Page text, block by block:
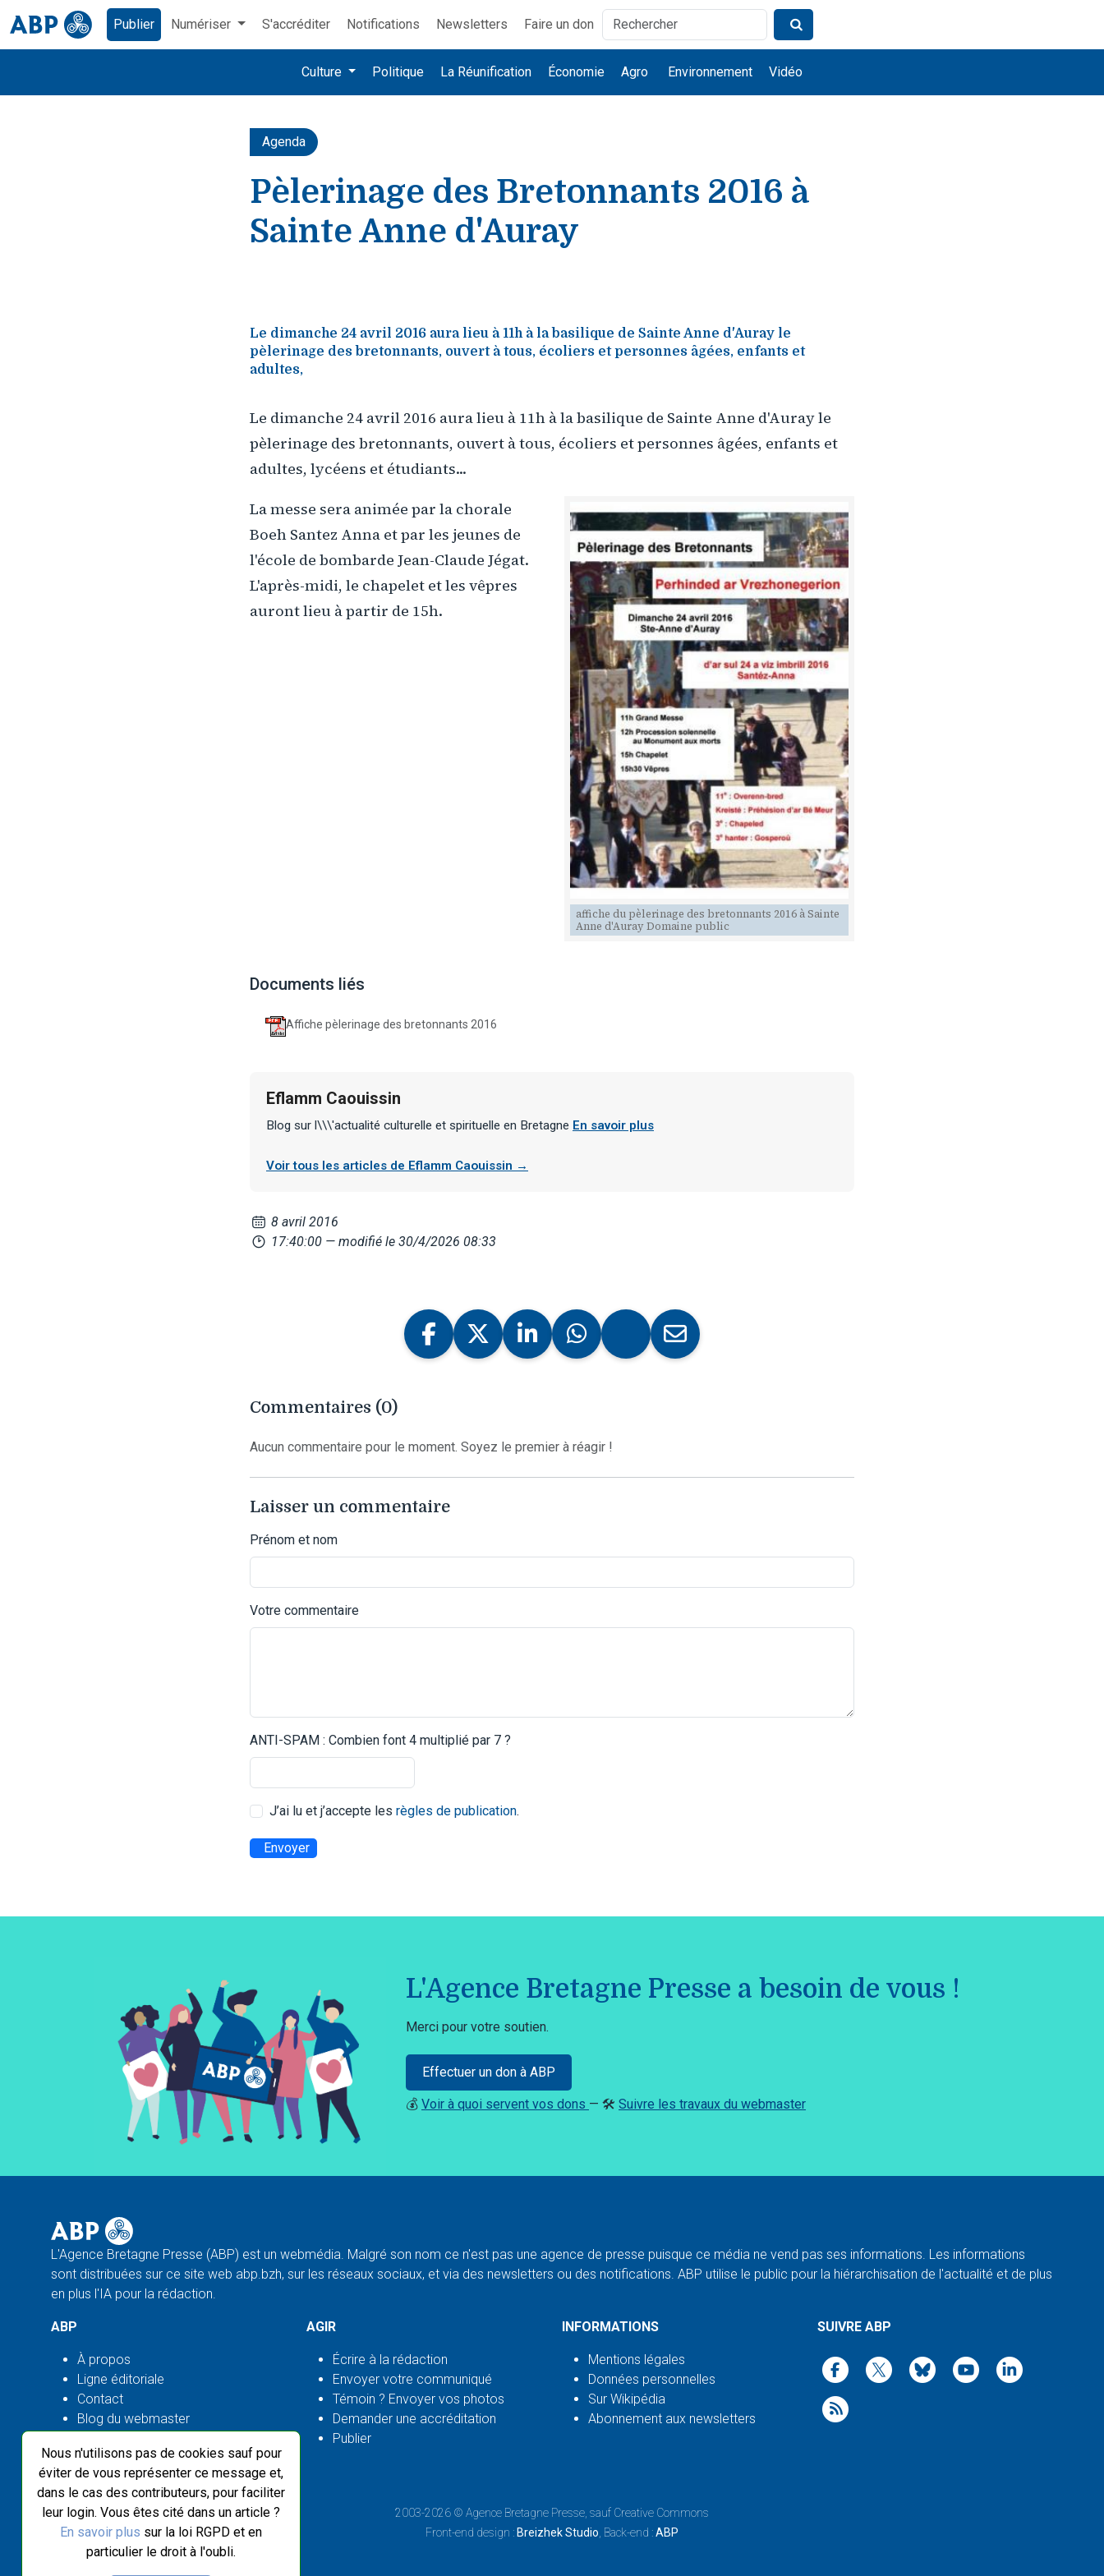
Nous n'utilisons pas de cookies sauf pour
éviter de vous représenter ce message et,
dans le cas des contributeurs, pour faciliter
leur login. Vous êtes cité dans un article ?
En savoir plus sur la loi RGPD et en
particulier le droit à l'oubli.
Publier Numériser S'accréditer Notifications Newsletters Faire un don
Culture Politique La Réunification Économie Agro Environnement Vidéo
Agenda
Pèlerinage des Bretonnants 2016 à
Sainte Anne d'Auray
Le dimanche 24 avril 2016 aura lieu à 11h à la basilique de Sainte Anne d'Auray le
pèlerinage des bretonnants, ouvert à tous, écoliers et personnes âgées, enfants et
adultes,
Le dimanche 24 avril 2016 aura lieu à 11h à la basilique de Sainte Anne d'Auray le
pèlerinage des bretonnants, ouvert à tous, écoliers et personnes âgées, enfants et
adultes, lycéens et étudiants...
affiche du pèlerinage des bretonnants 2016 à Sainte
Anne d'Auray Domaine public
La messe sera animée par la chorale
Boeh Santez Anna et par les jeunes de
l'école de bombarde Jean-Claude Jégat.
L'après-midi, le chapelet et les vêpres
auront lieu à partir de 15h.
Documents liés
Affiche pèlerinage des bretonnants 2016
Eflamm Caouissin
Blog sur l\\\'actualité culturelle et spirituelle en Bretagne En savoir plus
Voir tous les articles de Eflamm Caouissin →
8 avril 2016
17:40:00 — modifié le 30/4/2026 08:33
Commentaires (0)
Aucun commentaire pour le moment. Soyez le premier à réagir !
Laisser un commentaire
Prénom et nom
Votre commentaire
ANTI-SPAM : Combien font 4 multiplié par 7 ?
J’ai lu et j’accepte les règles de publication.
Envoyer
L'Agence Bretagne Presse a besoin de vous !
Merci pour votre soutien.
Effectuer un don à ABP
💰 Voir à quoi servent vos dons — 🛠️ Suivre les travaux du webmaster
L'Agence Bretagne Presse (ABP) est un webmédia. Malgré son nom ce n'est pas une agence de presse puisque ce média ne vend pas ses informations. Les informations
sont distribuées sur ce site web abp.bzh, sur les réseaux sociaux, et via des newsletters ou des notifications. ABP utilise le public pour la hiérarchisation de l'actualité et de plus
en plus l'IA pour la rédaction.
ABP
À propos
Ligne éditoriale
Contact
Blog du webmaster
AGIR
Écrire à la rédaction
Envoyer votre communiqué
Témoin ? Envoyer vos photos
Demander une accréditation
Publier
INFORMATIONS
Mentions légales
Données personnelles
Sur Wikipédia
Abonnement aux newsletters
SUIVRE ABP
2003-2026 © Agence Bretagne Presse , sauf Creative Commons
Front-end design : Breizhek Studio , Back-end :ABP